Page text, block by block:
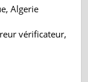
Algerie
vérificateur,